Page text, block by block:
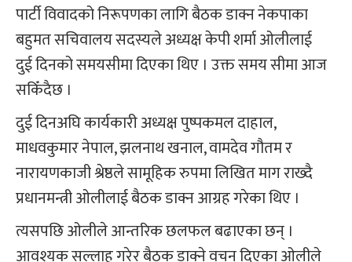
पार्टी विवादको निरूपणका लागि बैठक डाक्न नेकपाका
बहुमत सचिवालय सदस्यले अध्यक्ष केपी शर्मा ओलीलाई
दुई दिनको समयसीमा दिएका थिए । उक्त समय सीमा आज
सकिँदैछ ।
दुई दिनअघि कार्यकारी अध्यक्ष पुष्पकमल दाहाल,
माधवकुमार नेपाल, झलनाथ खनाल, वामदेव गौतम र
नारायणकाजी श्रेष्ठले सामूहिक रुपमा लिखित माग राख्दै
प्रधानमन्त्री ओलीलाई बैठक डाक्न आग्रह गरेका थिए ।
त्यसपछि ओलीले आन्तरिक छलफल बढाएका छन् ।
आवश्यक सल्लाह गरेर बैठक डाक्ने वचन दिएका ओलीले